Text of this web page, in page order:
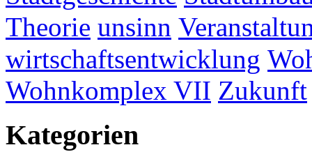
Theorie unsinn
wirtschaftsentwicklung
Wohnkomplex VII Zukunft
Kategorien